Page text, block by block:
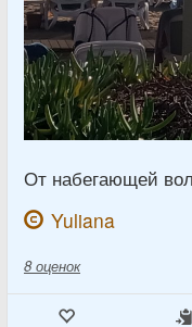
От набегающей
Yuliana
8 оценок